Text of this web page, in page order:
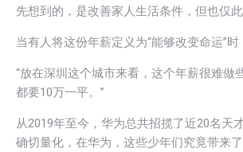
先想到的，是改善家人生活条件，但也仅此
当有人将这份年薪定义为“能够改变命运”时
“放在深圳这个城市来看，这个年薪很难做
都要10万一平。”
从2019年至今，华为总共招揽了近20名天
确切量化，在华为，这些少年们究竟带来了